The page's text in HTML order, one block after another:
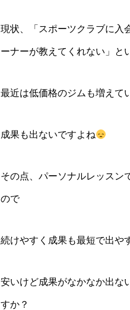
現状、「スポーツクラブに入
ーナーが教えてくれない」と
最近は低価格のジムも増えて
成果も出ないですよね
その点、パーソナルレッスン
ので
続けやすく成果も最短で出や
安いけど成果がなかなか出な
すか？